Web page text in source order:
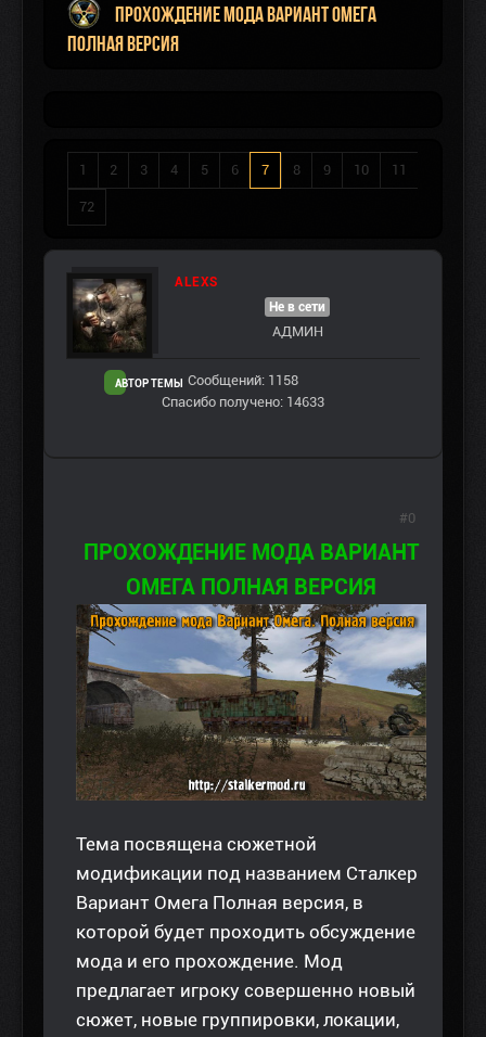
Прохождение мода Вариант Омега
Полная версия
1 2 3 4 5 6 7 8 9 10 11
72
ALEXS
АВТОР ТЕМЫ
Не в сети
АДМИН
Сообщений: 1158
Спасибо получено: 14633
ПРОХОЖДЕНИЕ МОДА ВАРИАНТ
ОМЕГА ПОЛНАЯ ВЕРСИЯ
Тема посвящена сюжетной
модификации под названием Сталкер
Вариант Омега Полная версия, в
которой будет проходить обсуждение
мода и его прохождение. Мод
предлагает игроку совершенно новый
сюжет, новые группировки, локации,
#0